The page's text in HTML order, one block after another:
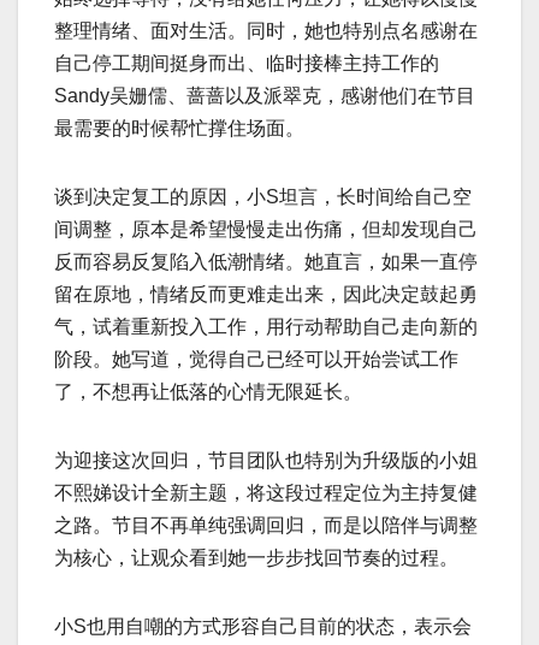
整理情绪、面对生活。同时，她也特别点名感谢在
自己停工期间挺身而出、临时接棒主持工作的
Sandy吴姗儒、蔷蔷以及派翠克，感谢他们在节目
最需要的时候帮忙撑住场面。
谈到决定复工的原因，小S坦言，长时间给自己空
间调整，原本是希望慢慢走出伤痛，但却发现自己
反而容易反复陷入低潮情绪。她直言，如果一直停
留在原地，情绪反而更难走出来，因此决定鼓起勇
气，试着重新投入工作，用行动帮助自己走向新的
阶段。她写道，觉得自己已经可以开始尝试工作
了，不想再让低落的心情无限延长。
为迎接这次回归，节目团队也特别为升级版的小姐
不熙娣设计全新主题，将这段过程定位为主持复健
之路。节目不再单纯强调回归，而是以陪伴与调整
为核心，让观众看到她一步步找回节奏的过程。
小S也用自嘲的方式形容自己目前的状态，表示会